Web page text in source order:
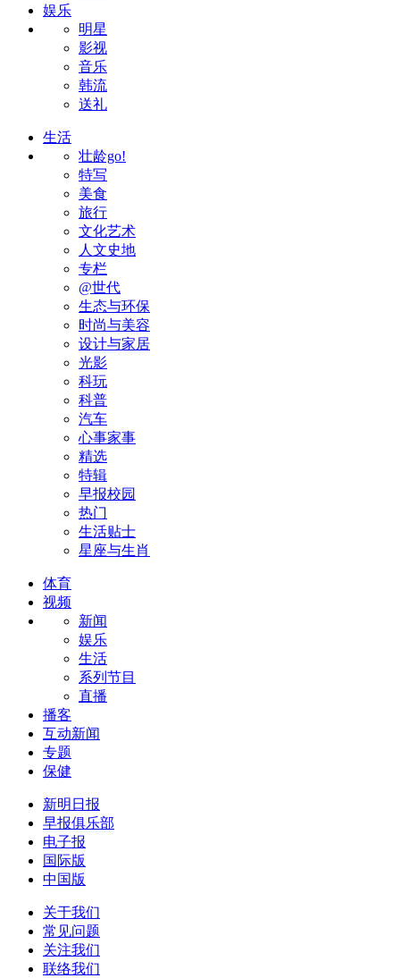
娱乐
明星
影视
音乐
韩流
送礼
生活
壮龄go!
特写
美食
旅行
文化艺术
人文史地
专栏
@世代
生态与环保
时尚与美容
设计与家居
光影
科玩
科普
汽车
心事家事
精选
特辑
早报校园
热门
生活贴士
星座与生肖
体育
视频
新闻
娱乐
生活
系列节目
直播
播客
互动新闻
专题
保健
新明日报
早报俱乐部
电子报
国际版
中国版
关于我们
常见问题
关注我们
联络我们